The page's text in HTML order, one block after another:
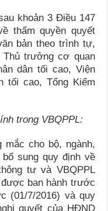
khoản 3 Điều 147
thẩm quyền quyết
bản theo trình tự,
trưởng cơ quan
dân tối cao, Viện
tối cao, Tổng Kiểm
trong VBQPPL:
cho bộ, ngành,
sung quy định về
tư và VBQPPL
ban hành trước
(01/7/2016) và quy
quyết của HĐND